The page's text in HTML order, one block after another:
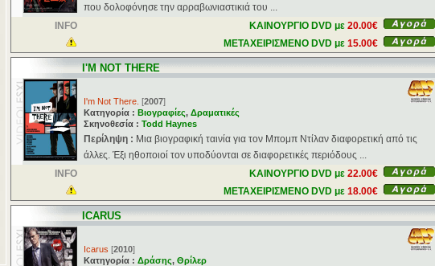
που δολοφόνησε την αρραβωνιαστικιά του ...
INFO
ΚΑΙΝΟΥΡΓΙΟ DVD με 20.00€
ΜΕΤΑΧΕΙΡΙΣΜΕΝΟ DVD με 15.00€
I'M NOT THERE
I'm Not There. [2007]
Κατηγορία : Βιογραφίες, Δραματικές
Σκηνοθεσία : Todd Haynes
Περίληψη : Μια βιογραφική ταινία για τον Μπομπ Ντίλαν διαφορετική από τις
άλλες. Έξι ηθοποιοί τον υποδύονται σε διαφορετικές περιόδους ...
INFO
ΚΑΙΝΟΥΡΓΙΟ DVD με 22.00€
ΜΕΤΑΧΕΙΡΙΣΜΕΝΟ DVD με 18.00€
ICARUS
Icarus [2010]
Κατηγορία : Δράσης, Θρίλερ